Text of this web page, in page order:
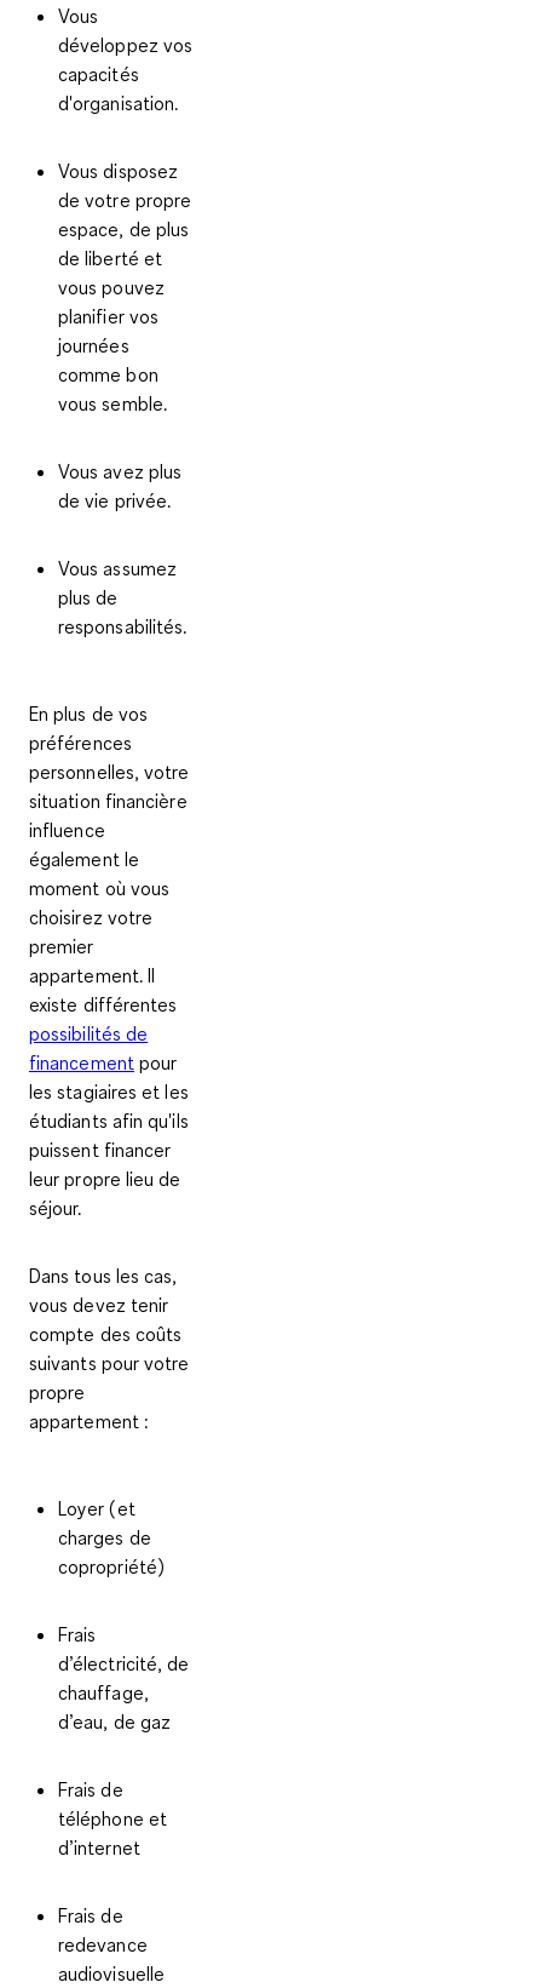
Vous
développez vos
capacités
d'organisation.
Vous disposez
de votre propre
espace, de plus
de liberté et
vous pouvez
planifier vos
journées
comme bon
vous semble.
Vous avez plus
de vie privée.
Vous assumez
plus de
responsabilités.
En plus de vos
préférences
personnelles, votre
situation financière
influence
également le
moment où vous
choisirez votre
premier
appartement. Il
existe différentes
possibilités de
financementpour
les stagiaires et les
étudiants afin qu'ils
puissent financer
leur propre lieu de
séjour.
Dans tous les cas,
vous devez tenir
compte des coûts
suivants pour votre
propre
appartement:
Loyer (et
charges de
copropriété)
Frais
d’électricité, de
chauffage,
d’eau, de gaz
Frais de
téléphone et
d’internet
Frais de
redevance
audiovisuelle